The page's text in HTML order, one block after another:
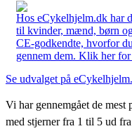
Hos eCykelhjelm.dk har
til kvinder, mænd, børn
CE-godkendte, hvorfor
gennem dem. Klik her for
Se udvalget på
Vi har gennemgået de
med stjerner fra 1 til 5 ud